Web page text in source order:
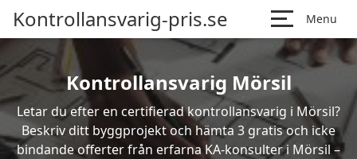
Kontrollansvarig-pris.se Menu
Kontrollansvarig Mörsil
Letar du efter en certifierad kontrollansvarig i Mörsil?
Beskriv ditt byggprojekt och hämta 3 gratis och icke
bindande offerter från erfarna KA-konsulter i Mörsil –